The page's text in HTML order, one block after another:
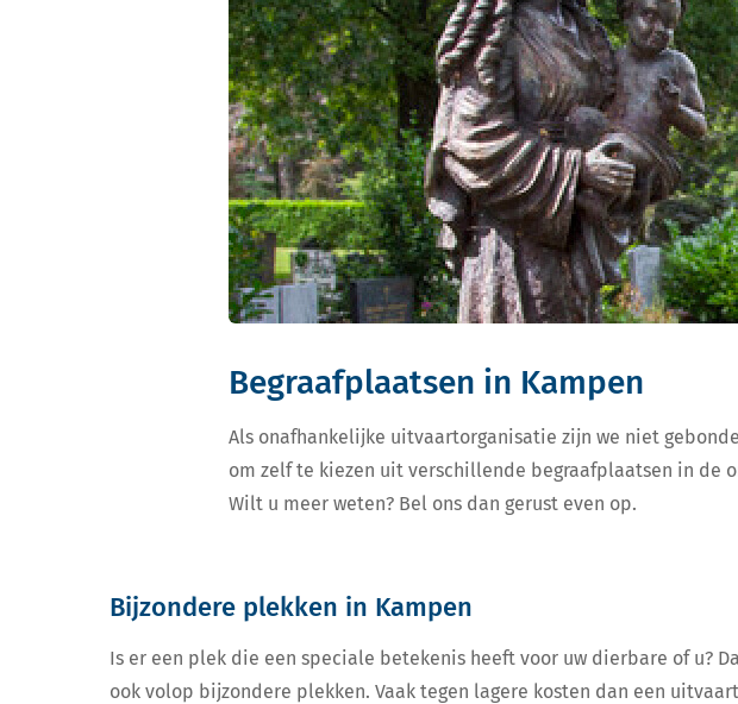
Begraafplaatsen in Kampen
Als onafhankelijke uitvaartorganisatie zijn we niet
om zelf te kiezen uit verschillende begraafplaatsen in de
Wilt u meer weten? Bel ons dan gerust even op.
Bijzondere plekken in Kampen
Is er een plek die een speciale betekenis heeft voor uw dierbare of u?
ook volop bijzondere plekken. Vaak tegen lagere kosten dan een